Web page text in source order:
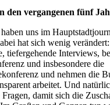
den vergangenen fünf
uns im
hat sich wenig
tiefergehende Interviews,
und insbesondere die
und nehmen die
arbeitet. Und
damit sich die